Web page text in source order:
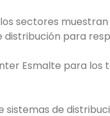
sectores
para
Esmalte para
sistemas de